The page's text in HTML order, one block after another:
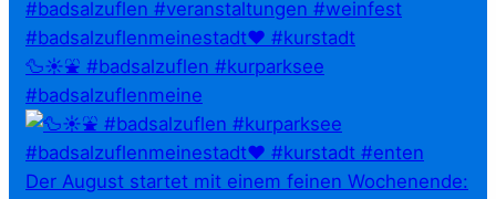
🦆☀️⛲ #badsalzuflen #kurparksee
#badsalzuflenmeine
Der August startet mit einem feinen Wochenende: